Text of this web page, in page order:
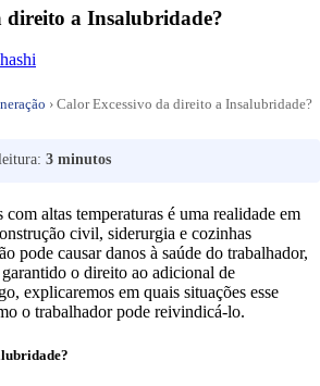
direito a Insalubridade?
› Calor Excessivo da direito a Insalubridade?
3 minutos
altas temperaturas é uma realidade em
civil, siderurgia e cozinhas
pode causar danos à saúde do trabalhador,
o direito ao adicional de
explicaremos em quais situações esse
o trabalhador pode reivindicá-lo.